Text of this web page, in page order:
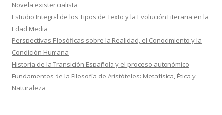
Novela existencialista
Estudio Integral de los Tipos de Texto y la Evolución Literaria en la
Edad Media
Perspectivas Filosóficas sobre la Realidad, el Conocimiento y la
Condición Humana
Historia de la Transición Española y el proceso autonómico
Fundamentos de la Filosofía de Aristóteles: Metafísica, Ética y
Naturaleza